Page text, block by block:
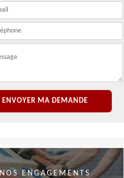
NOS ENGAGEMENTS